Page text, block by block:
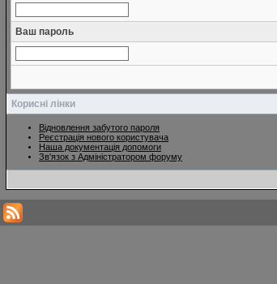
Ваш пароль
Корисні лінки
Відновлення забутого пароля
Реєстрація нового користувача
Наша документація допомоги
Зв'язок з Адміністратором форуму